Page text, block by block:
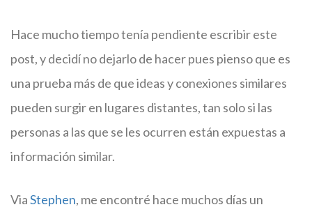
Hace mucho tiempo tenía pendiente escribir este
post, y decidí no dejarlo de hacer pues pienso que es
una prueba más de que ideas y conexiones similares
pueden surgir en lugares distantes, tan solo si las
personas a las que se les ocurren están expuestas a
información similar.
ViaStephen, me encontré hace muchos días un